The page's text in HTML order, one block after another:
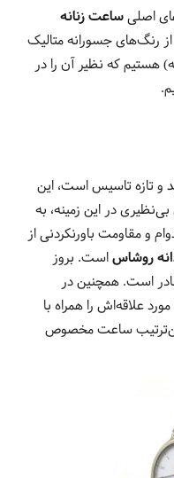
اصلیساعت زنانه
رنگ‌های جسورانه متالیک
که نظیر آن را در
و تازه تاسیس است، این
در این زمینه، به
و مقاومت باورنکردنی از
روشاساست. بروز
است. همچنین در
علاقه‌اش را همراه با
ساعت مخصوص